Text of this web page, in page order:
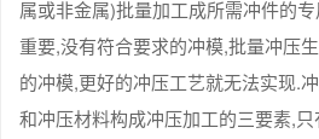
属或非金属)批量加工成所需冲件的
重要,没有符合要求的冲模,批量冲压
的冲模,更好的冲压工艺就无法实现.
和冲压材料构成冲压加工的三要素,